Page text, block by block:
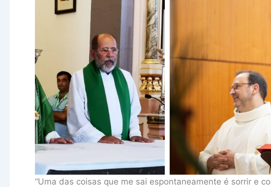
“Uma das coisas que me sai espontaneamente é sorrir e